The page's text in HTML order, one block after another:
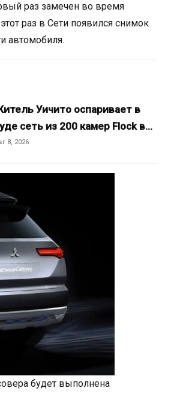
раз замечен во время
раз в Сети появился снимок
автомобиля.
Уичито оспаривает в
сеть из 200 камер Flock в…
8, 2026
будет выполнена